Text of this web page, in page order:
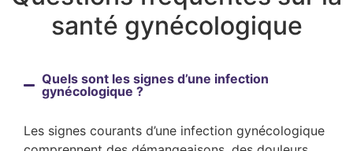
santé gynécologique
Quels sont les signes d’une infection
gynécologique ?
Les signes courants d’une infection gynécologique